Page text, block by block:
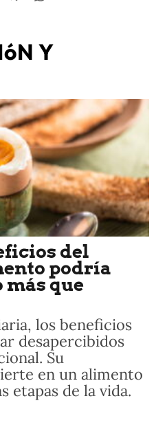
Y
del
podría
que
los beneficios
desapercibidos
Su
en un alimento
etapas de la vida.